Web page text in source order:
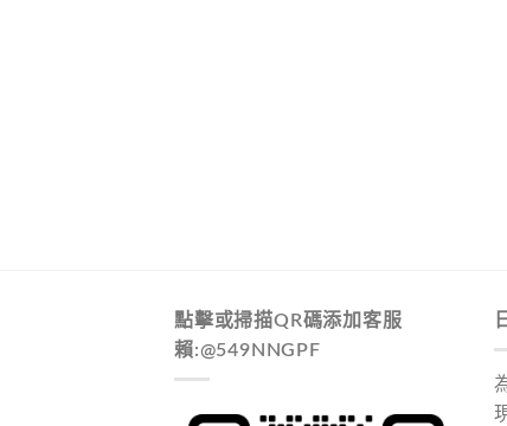
點擊或掃描QR碼添加客服
賴:@549NNGPF